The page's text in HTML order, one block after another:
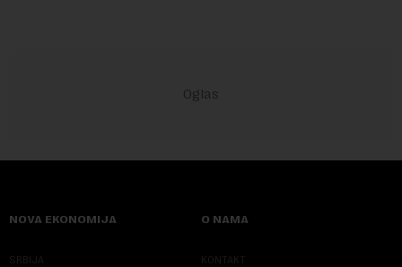
NOVA EKONOMIJA
SRBIJA
O NAMA
KONTAKT